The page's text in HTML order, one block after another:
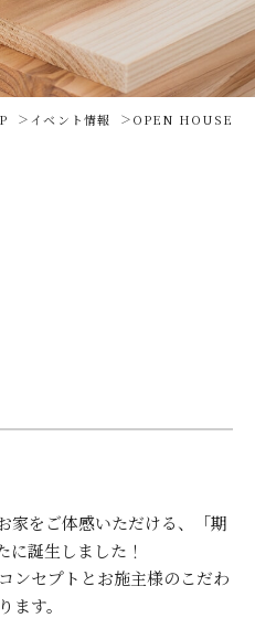
イベント情報 OPEN HOUSE
をご体感いただける、
「期
誕生しました！
ンセプトとお施主様のこだわ
ます。